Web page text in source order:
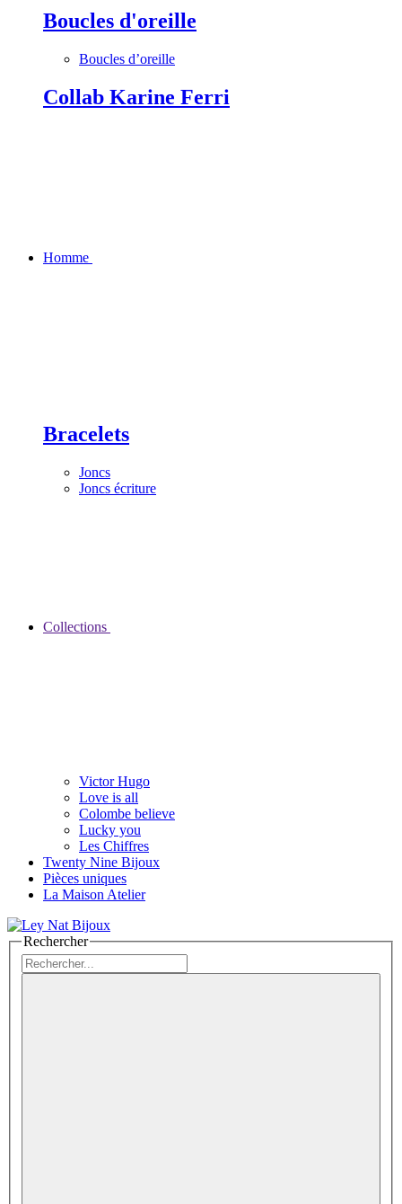
Boucles d'oreille
Boucles d’oreille
Collab Karine Ferri
Homme
Bracelets
Joncs
Joncs écriture
Collections
Victor Hugo
Love is all
Colombe believe
Lucky you
Les Chiffres
Twenty Nine Bijoux
Pièces uniques
La Maison Atelier
Rechercher